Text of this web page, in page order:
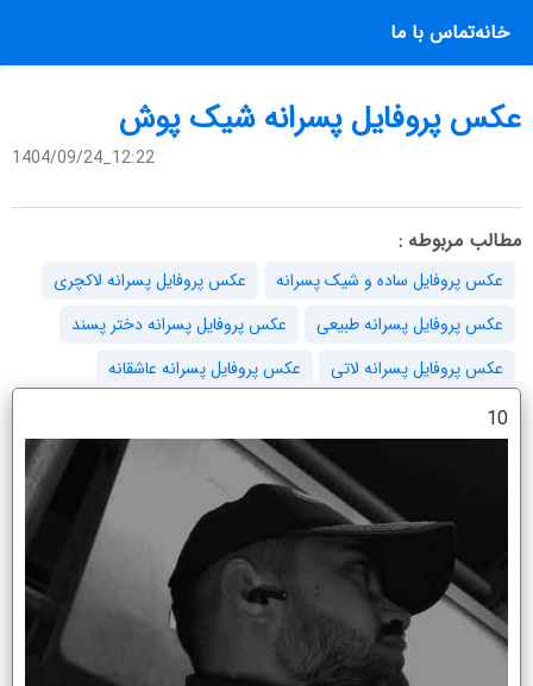
خانهتماس با ما
عکس پروفایل پسرانه شیک پوش
1404/09/24_12:22
مطالب مربوطه :
عکس پروفایل ساده و شیک پسرانه
عکس پروفایل پسرانه لاکچری
عکس پروفایل پسرانه طبیعی
عکس پروفایل پسرانه دختر پسند
عکس پروفایل پسرانه لاتی
عکس پروفایل پسرانه عاشقانه
10